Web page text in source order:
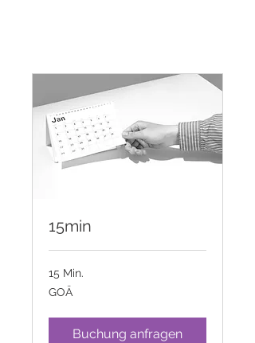
15min
15 Min.
GOÄ
GOÄ
Buchung anfragen